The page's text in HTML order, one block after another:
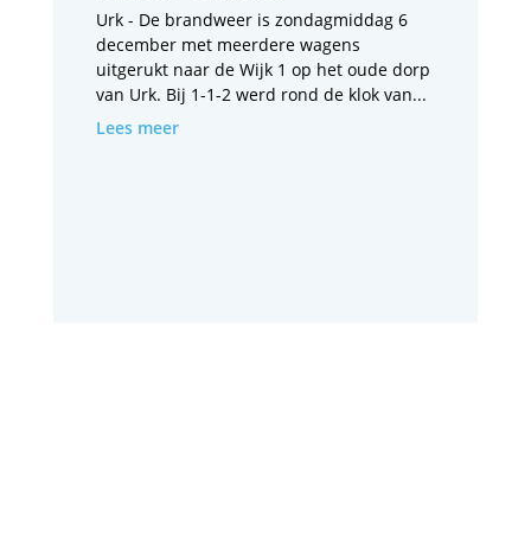
Urk - De brandweer is zondagmiddag 6
december met meerdere wagens
uitgerukt naar de Wijk 1 op het oude dorp
van Urk. Bij 1-1-2 werd rond de klok van...
Lees meer